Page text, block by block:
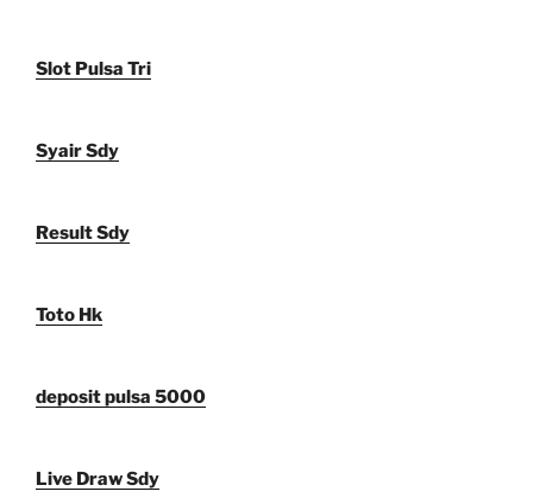
Slot Pulsa Tri
Syair Sdy
Result Sdy
Toto Hk
deposit pulsa 5000
Live Draw Sdy